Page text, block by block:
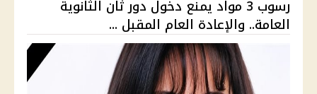
رسوب 3 مواد يمنع دخول دور ثان الثانوية
العامة.. والإعادة العام المقبل ...